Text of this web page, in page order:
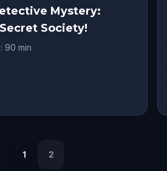
Mystery:
Society!
90 min
1 2